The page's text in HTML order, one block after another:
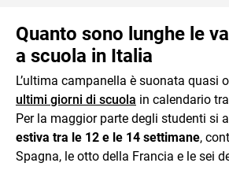
Quanto sono lunghe le
a scuola in Italia
L’ultima campanella è suonata quasi
ultimi giorni di scuola in calendario
Per la maggior parte degli studenti si
estiva tra le 12 e le 14 settimane,
Spagna, le otto della Francia e le sei